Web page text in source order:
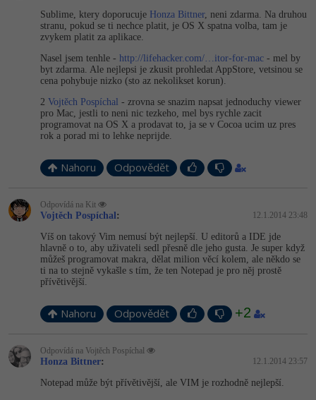
UX
Business
Kryptoměny
Copywriting -30%
MS Office -80%
Windows
Sítě
Kybernetická bezpečnost
Adobe InDesign -25%
Adobe After Effects
Blender
Inkscape
Fotografování -80%
Ostatní
Fórum
Sublime, ktery doporucuje Honza Bittner, neni zdarma. Na druhou
stranu, pokud se ti nechce platit, je OS X spatna volba, tam je
zvykem platit za aplikace.
Nasel jsem tenhle - http://lifehacker.com/…itor-for-mac - mel by
byt zdarma. Ale nejlepsi je zkusit prohledat AppStore, vetsinou se
cena pohybuje nizko (sto az nekolikset korun).
2 Vojtěch Pospíchal - zrovna se snazim napsat jednoduchy viewer
pro Mac, jestli to neni nic tezkeho, mel bys rychle zacit
programovat na OS X a prodavat to, ja se v Cocoa ucim uz pres
rok a porad mi to lehke neprijde.
Nahoru Odpovědět
Odpovídá na Kit
Vojtěch Pospíchal: 12.1.2014 23:48
Víš on takový Vim nemusí být nejlepší. U editorů a IDE jde
hlavně o to, aby uživateli sedl přesně dle jeho gusta. Je super když
můžeš programovat makra, dělat milion věcí kolem, ale někdo se
ti na to stejně vykašle s tím, že ten Notepad je pro něj prostě
přívětivější.
Nahoru Odpovědět +2
Odpovídá na Vojtěch Pospíchal
Honza Bittner: 12.1.2014 23:57
Notepad může být přívětivější, ale VIM je rozhodně nejlepší.